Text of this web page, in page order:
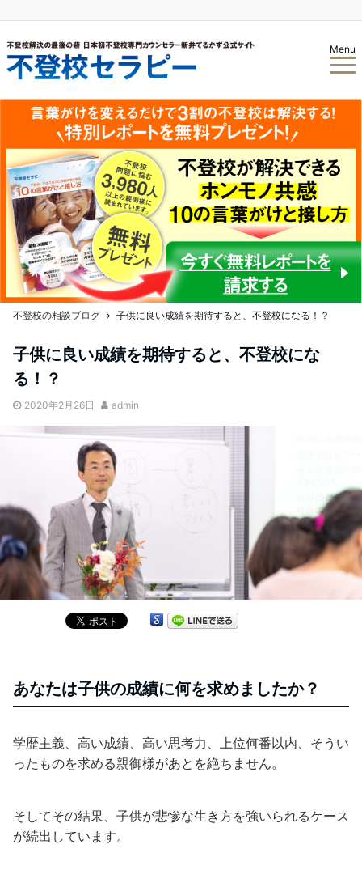
Menu
不登校の相談ブログ 子供に良い成績を期待すると、不登校になる！？
子供に良い成績を期待すると、不登校にな
る！？
2020年2月26日 admin
あなたは子供の成績に何を求めましたか？
学歴主義、高い成績、高い思考力、上位何番以内、そうい
ったものを求める親御様があとを絶ちません。
そしてその結果、子供が悲惨な生き方を強いられるケース
が続出しています。